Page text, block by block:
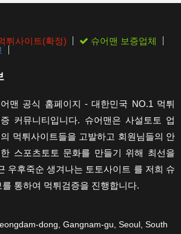
튀사이트(확정)
슈어맨 보증업체
맨 공식 홈페이지 - 대한민국 NO.1 먹튀
커뮤니티입니다. 슈어맨은 사설토토 업
먹튀사이트들을 고발하고 회원님들의 안
스포츠토토 문화를 만들기 위해 최선을
우후죽순 생겨나는 토토사이트 를 저희 슈
통하여 먹튀검증을 진행합니다.
dong, Gangnam-gu, Seoul, South